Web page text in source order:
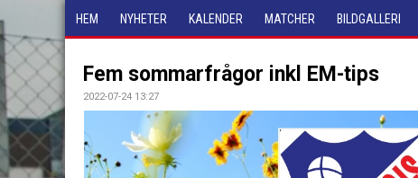
HEM NYHETER KALENDER MATCHER BILDGALLERI
Fem sommarfrågor inkl EM-tips
2022-07-24 13:27